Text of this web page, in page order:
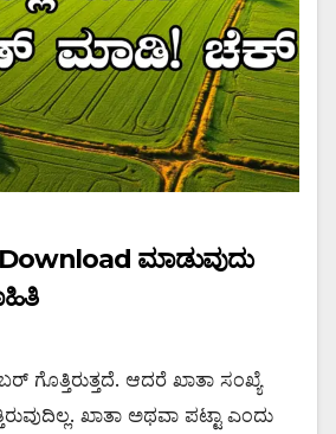
ಮಾಡುವುದು
ಗೊತ್ತಿರುತ್ತದೆ. ಆದರೆ ಖಾತಾ ಸಂಖ್ಯೆ
ಖಾತಾ ಅಥವಾ ಪಟ್ಟಾ ಎಂದು